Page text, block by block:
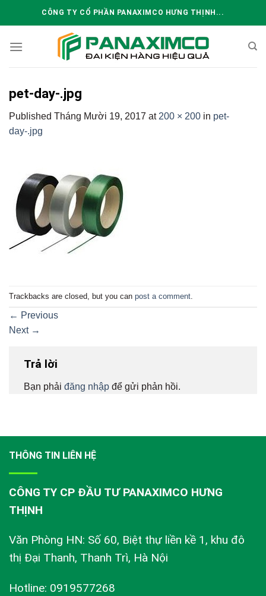
CÔNG TY CỔ PHẦN PANAXIMCO HƯNG THỊNH...
pet-day-.jpg
Published Tháng Mười 19, 2017 at 200 × 200 in pet-
day-.jpg
Trackbacks are closed, but you can post a comment
← Previous
Next →
Trả lời
Bạn phải đăng nhập để gửi phản hồi.
THÔNG TIN LIÊN HỆ
CÔNG TY CP ĐẦU TƯ PANAXIMCO HƯNG
THỊNH
Văn Phòng HN: Số 60, Biệt thự liền kề 1, khu đô
thị Đại Thanh, Thanh Trì, Hà Nội
Hotline: 0919577268